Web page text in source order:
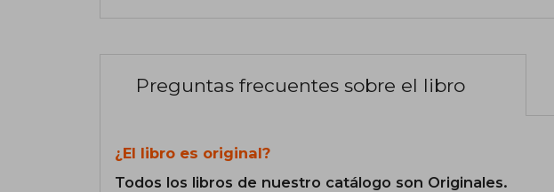
Preguntas frecuentes sobre el libro
¿El libro es original?
Todos los libros de nuestro catálogo son Originales.